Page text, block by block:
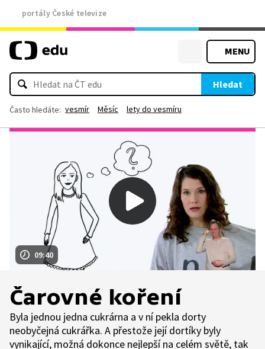
portály České televize
MENU
Hledat
Často hledáte: vesmír Měsíc lety do vesmíru
09:40
Čarovné koření
Byla jednou jedna cukrárna a v ní pekla dorty
neobyčejná cukrářka. A přestože její dortíky byly
vynikající, možná dokonce nejlepší na celém světě, tak